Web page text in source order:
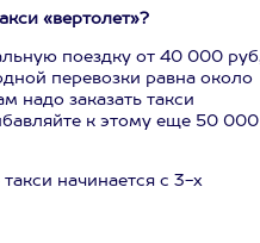
«вертолет»?
поездку от 40 000
перевозки равна около
надо заказать такси
к этому еще 50 000
начинается с 3-х